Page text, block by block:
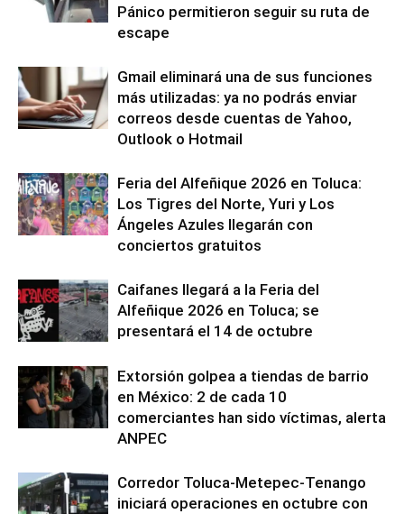
Pánico permitieron seguir su ruta de
escape
Gmail eliminará una de sus funciones
más utilizadas: ya no podrás enviar
correos desde cuentas de Yahoo,
Outlook o Hotmail
Feria del Alfeñique 2026 en Toluca:
Los Tigres del Norte, Yuri y Los
Ángeles Azules llegarán con
conciertos gratuitos
Caifanes llegará a la Feria del
Alfeñique 2026 en Toluca; se
presentará el 14 de octubre
Extorsión golpea a tiendas de barrio
en México: 2 de cada 10
comerciantes han sido víctimas, alerta
ANPEC
Corredor Toluca-Metepec-Tenango
iniciará operaciones en octubre con